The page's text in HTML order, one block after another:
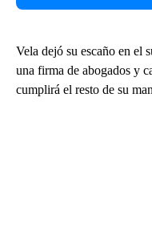
Vela dejó su escaño en el
una firma de abogados y
cumplirá el resto de su